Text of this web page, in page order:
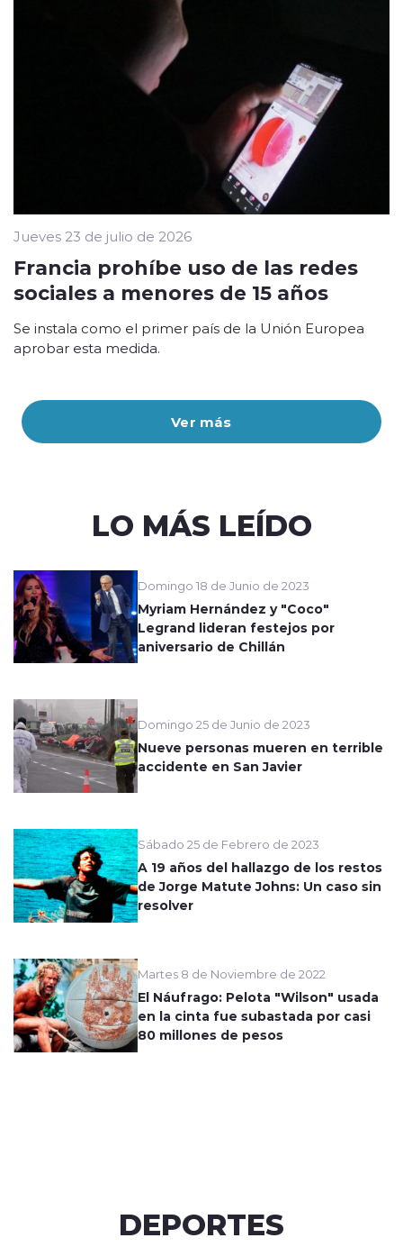
Ver más
Jueves 23 de julio de 2026
Francia prohíbe uso de las redes
sociales a menores de 15 años
Se instala como el primer país de la Unión Europea
aprobar esta medida.
LO MÁS LEÍDO
Domingo 18 de Junio de 2023
Myriam Hernández y "Coco"
Legrand lideran festejos por
aniversario de Chillán
Domingo 25 de Junio de 2023
Nueve personas mueren en terrible
accidente en San Javier
Sábado 25 de Febrero de 2023
A 19 años del hallazgo de los restos
de Jorge Matute Johns: Un caso sin
resolver
Martes 8 de Noviembre de 2022
El Náufrago: Pelota "Wilson" usada
en la cinta fue subastada por casi
80 millones de pesos
DEPORTES